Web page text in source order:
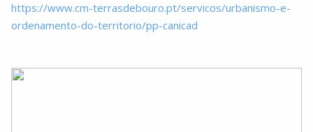
https://www.cm-terrasdebouro.pt/servicos/urbanismo-e-
ordenamento-do-territorio/pp-canicad